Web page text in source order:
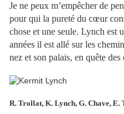
Je ne peux m’empêcher de
pour qui la pureté du cœur
chose et une seule. Lynch est
années il est allé sur les
nez et son palais, en quête
R. Trollat, K. Lynch, G. Chave, E.